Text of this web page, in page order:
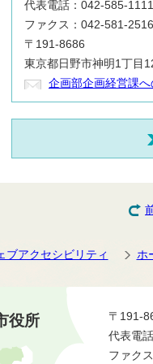
代表電話：042-585-1111
ファクス：042-581-2516
〒191-8686
東京都日野市神明1丁目
企画部企画経営課へ
ブアクセシビリティ ホ
役所
〒191-
代表電
ファク